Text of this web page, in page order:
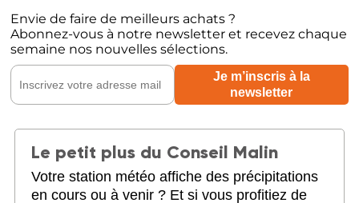
Envie de faire de meilleurs achats ?
Abonnez-vous à notre newsletter et recevez chaque
semaine nos nouvelles sélections.
Le petit plus du Conseil Malin
Votre station météo affiche des précipitations
en cours ou à venir ? Et si vous profitiez de